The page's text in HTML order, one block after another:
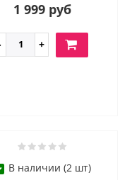
1 999 руб
В наличии (2 шт)